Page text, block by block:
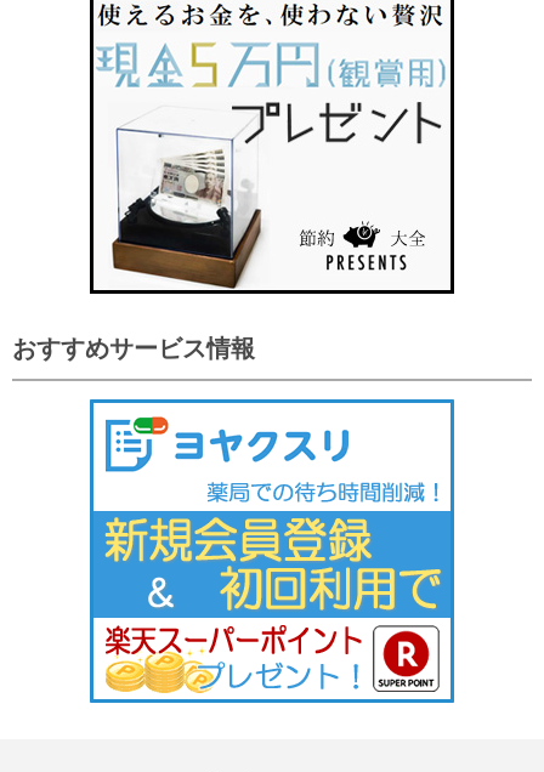
おすすめサービス情報